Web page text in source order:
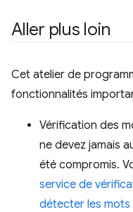
Aller plus loin
Cet atelier de
fonctionnalités
Vérification des
ne devez jamais
été compromis.
service de
détecter les mots